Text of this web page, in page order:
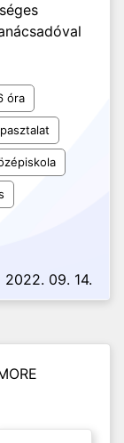
óra
2022. 09. 14.